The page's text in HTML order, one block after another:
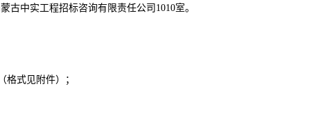
古中实工程招标咨询有限责任公司1010室。
格式见附件）；